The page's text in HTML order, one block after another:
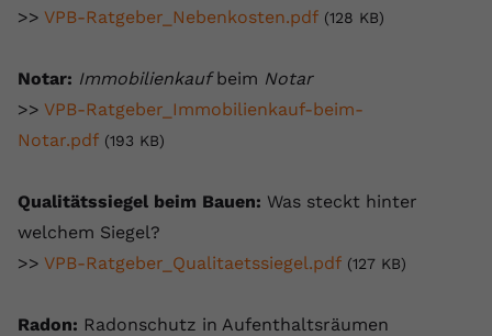
>> VPB-Ratgeber_Nebenkosten.pdf (128 KB)
Notar: Immobilienkaufbeim Notar
>> VPB-Ratgeber_Immobilienkauf-beim-
Notar.pdf (193 KB)
Qualitätssiegel beim Bauen: Was steckt hinter
welchem Siegel?
>> VPB-Ratgeber_Qualitaetssiegel.pdf (127 KB)
Radon: Radonschutz in Aufenthaltsräumen